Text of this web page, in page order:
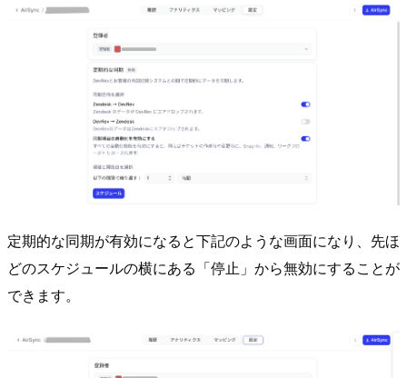
定期的な同期が有効になると下記のような画面になり、先ほ
どのスケジュールの横にある「停止」から無効にすることが
できます。